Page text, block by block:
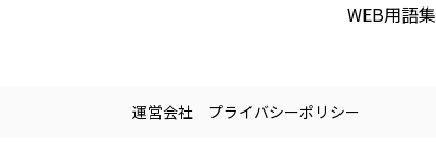
WEB用語集
運営会社 プライバシーポリシー